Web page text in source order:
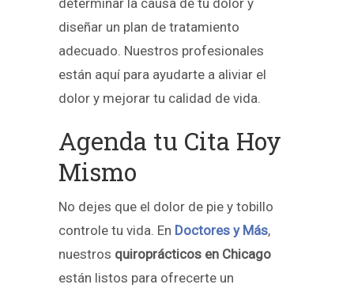
diseñar un plan de tratamiento
adecuado. Nuestros profesionales
están aquí para ayudarte a aliviar el
dolor y mejorar tu calidad de vida.
Agenda tu Cita Hoy
Mismo
No dejes que el dolor de pie y tobillo
controle tu vida. En Doctores y Más,
nuestros quiroprácticos en Chicago
están listos para ofrecerte un